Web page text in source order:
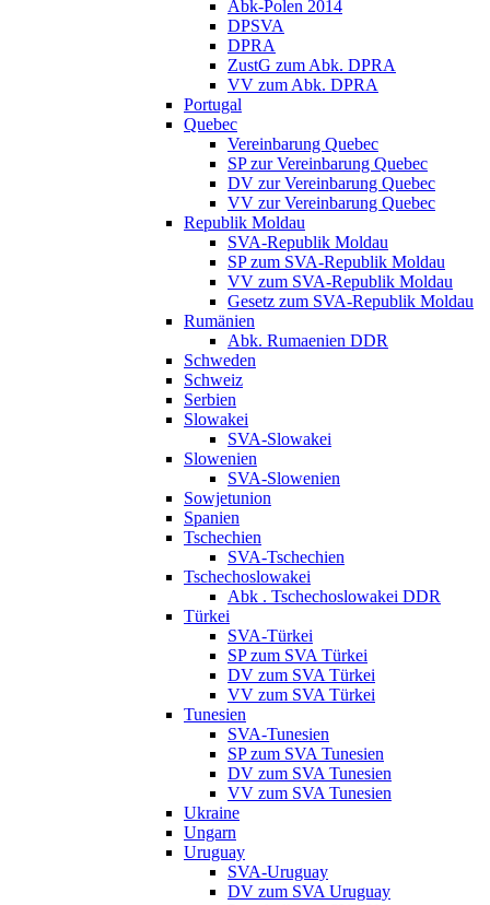
Abk-Polen 2014
DPSVA
DPRA
ZustG zum Abk. DPRA
VV zum Abk. DPRA
Portugal
Quebec
Vereinbarung Quebec
SP zur Vereinbarung Quebec
DV zur Vereinbarung Quebec
VV zur Vereinbarung Quebec
Republik Moldau
SVA-Republik Moldau
SP zum SVA-Republik Moldau
VV zum SVA-Republik Moldau
Gesetz zum SVA-Republik Moldau
Rumänien
Abk. Rumaenien DDR
Schweden
Schweiz
Serbien
Slowakei
SVA-Slowakei
Slowenien
SVA-Slowenien
Sowjetunion
Spanien
Tschechien
SVA-Tschechien
Tschechoslowakei
Abk . Tschechoslowakei DDR
Türkei
SVA-Türkei
SP zum SVA Türkei
DV zum SVA Türkei
VV zum SVA Türkei
Tunesien
SVA-Tunesien
SP zum SVA Tunesien
DV zum SVA Tunesien
VV zum SVA Tunesien
Ukraine
Ungarn
Uruguay
SVA-Uruguay
DV zum SVA Uruguay